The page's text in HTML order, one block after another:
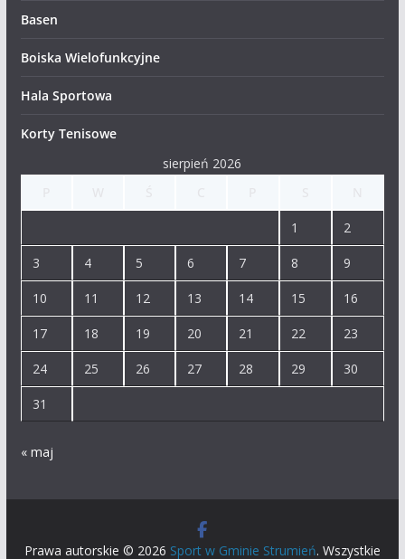
Basen
Boiska Wielofunkcyjne
Hala Sportowa
Korty Tenisowe
sierpień 2026
1 2
3 4 5 6 7 8 9
10 11 12 13 14 15 16
17 18 19 20 21 22 23
24 25 26 27 28 29 30
31
« maj
Prawa autorskie © 2026 Sport w Gminie Strumień. Wszystkie